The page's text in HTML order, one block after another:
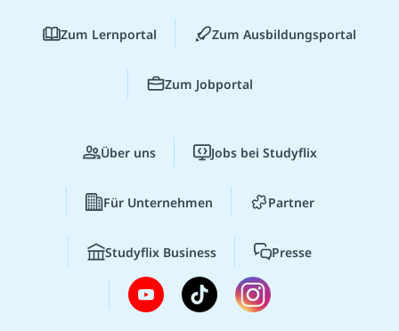
Zum Lernportal Zum Ausbildungsportal
Zum Jobportal
Über uns Jobs bei Studyflix
Für Unternehmen Partner
Studyflix Business Presse